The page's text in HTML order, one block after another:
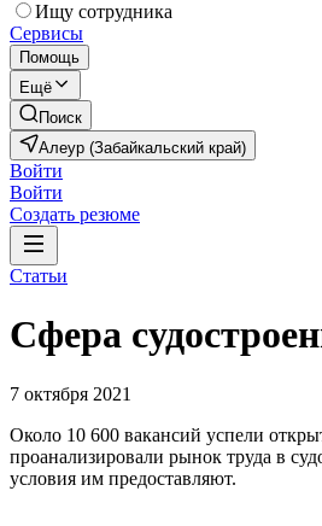
Ищу сотрудника
Сервисы
Помощь
Ещё
Поиск
Алеур (Забайкальский край)
Войти
Войти
Создать резюме
Статьи
Сфера
7 октября 2021
Около 10 600 вакансий успели
проанализировали рынок труда в
условия им предоставляют.